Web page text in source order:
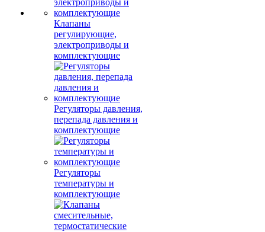
Клапаны
регулирующие,
электроприводы и
комплектующие
Регуляторы давления,
перепада давления и
комплектующие
Регуляторы
температуры и
комплектующие